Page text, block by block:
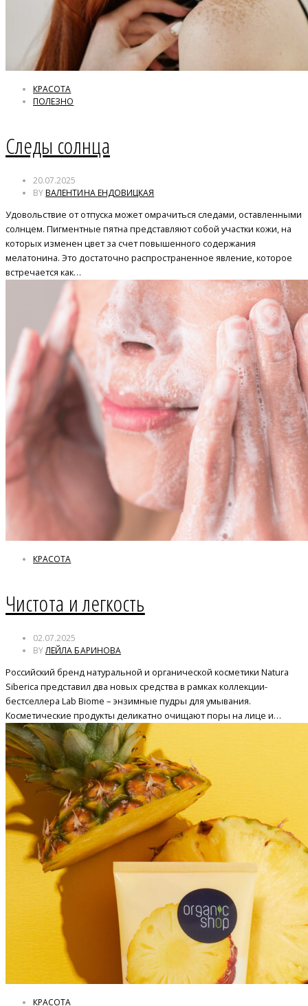
КРАСОТА
ПОЛЕЗНО
Следы солнца
20.07.2025
BYВАЛЕНТИНА ЕНДОВИЦКАЯ
Удовольствие от отпуска может омрачиться следами, оставленными
солнцем. Пигментные пятна представляют собой участки кожи, на
которых изменен цвет за счет повышенного содержания
мелатонина. Это достаточно распространенное явление, которое
встречается как…
КРАСОТА
Чистота и легкость
02.07.2025
BYЛЕЙЛА БАРИНОВА
Российский бренд натуральной и органической косметики Natura
Siberica представил два новых средства в рамках коллекции-
бестселлера Lab Biome – энзимные пудры для умывания.
Косметические продукты деликатно очищают поры на лице и…
КРАСОТА